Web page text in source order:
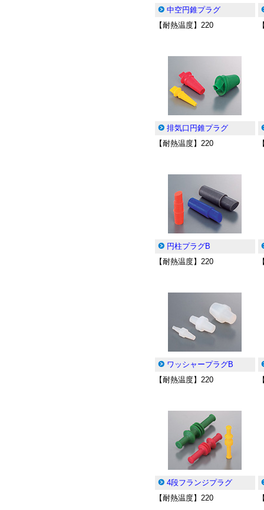
中空円錐プラグ
【耐熱温度】220
排気口円錐プラグ
【耐熱温度】220
円柱プラグB
【耐熱温度】220
ワッシャープラグB
【耐熱温度】220
4段フランジプラグ
【耐熱温度】220